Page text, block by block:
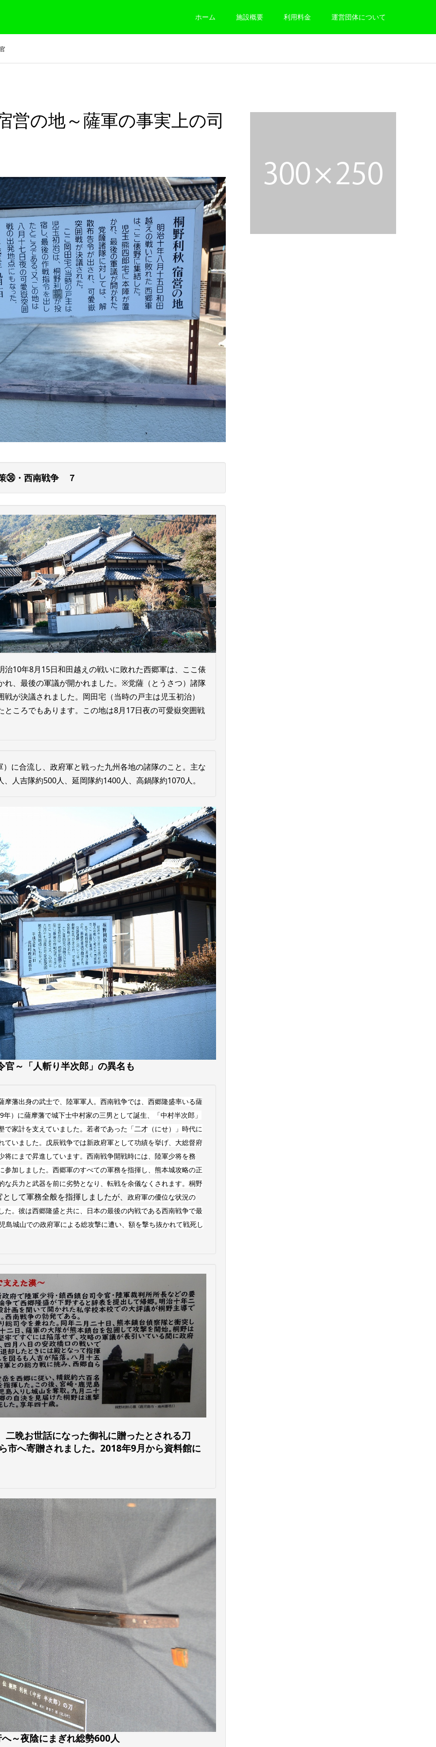
ホーム 施設概要 利用料金 運営団体について
営の地～薩軍の事実上の司
㊳・西南戦争 ７
治10年8月15日和田越えの戦いに敗れた西郷軍は、ここ俵
れ、最後の軍議が開かれました。※党薩（とうさつ）諸隊
が決議されました。岡田宅（当時の戸主は児玉初治）
ころでもあります。この地は8月17日夜の可愛嶽突囲戦
合流し、政府軍と戦った九州各地の諸隊のこと。主な
人吉隊約500人、延岡隊約1400人、高鍋隊約1070人。
官～「人斬り半次郎」の異名も
藩出身の武士で、陸軍軍人。西南戦争では、西郷隆盛率いる薩
）に薩摩藩で城下士中村家の三男として誕生、「中村半次郎」
家計を支えていました。若者であった「二才（にせ）」時代に
いました。戊辰戦争では新政府軍として功績を挙げ、大総督府
にまで昇進しています。 西南戦争開戦時には、陸軍少将を務
加しました。西郷軍のすべての軍務を指揮し、熊本城攻略の正
兵力と武器を前に劣勢となり、転戦を余儀なくされます。 桐野
して軍務全般を指揮しましたが、 政府軍の優位な状況の
。彼は西郷隆盛と共に、日本の最後の内戦である西南戦争で最
城山での政府軍による総攻撃に遭い、額を撃ち抜かれて戦死し
晩お世話になった御礼に贈ったとされる刀
市へ寄贈されました。2018年9月から資料館に
～夜陰にまぎれ総勢600人